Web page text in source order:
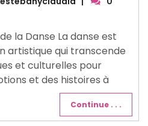
la Danse La danse est
artistique qui transcende
et culturelles pour
et des histoires à
Continue . . .